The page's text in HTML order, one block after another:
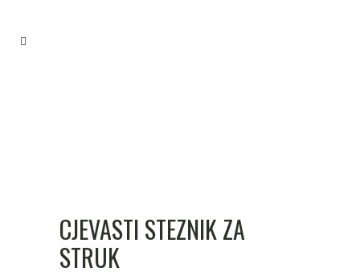
CJEVASTI STEZNIK ZA
STRUK